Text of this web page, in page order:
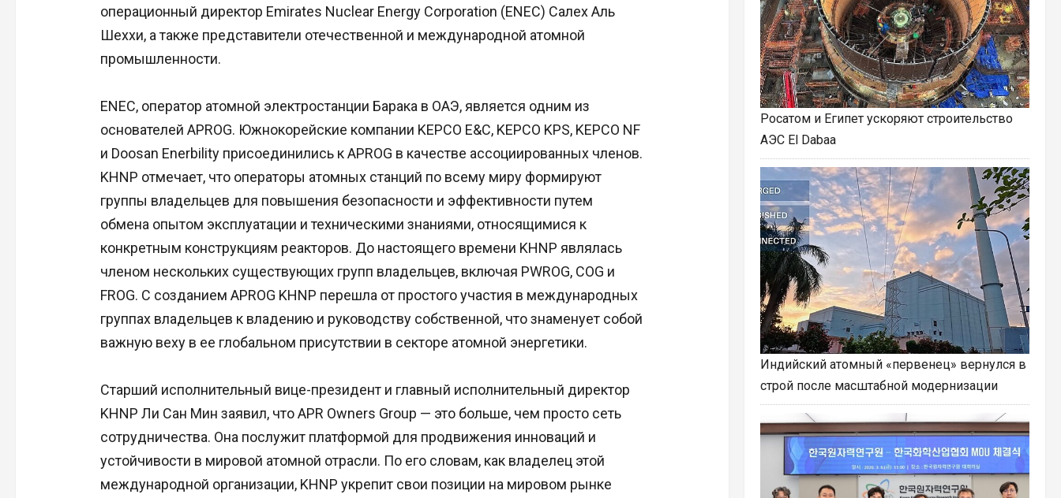
операционный директор Emirates Nuclear Energy Corporation (ENEC) Салех Аль
Шеххи, а также представители отечественной и международной атомной
промышленности.
ENEC, оператор атомной электростанции Барака в ОАЭ, является одним из
основателей APROG. Южнокорейские компании KEPCO E&C, KEPCO KPS, KEPCO NF
и Doosan Enerbility присоединились к APROG в качестве ассоциированных членов.
KHNP отмечает, что операторы атомных станций по всему миру формируют
группы владельцев для повышения безопасности и эффективности путем
обмена опытом эксплуатации и техническими знаниями, относящимися к
конкретным конструкциям реакторов. До настоящего времени KHNP являлась
членом нескольких существующих групп владельцев, включая PWROG, COG и
FROG. С созданием APROG KHNP перешла от простого участия в международных
группах владельцев к владению и руководству собственной, что знаменует собой
важную веху в ее глобальном присутствии в секторе атомной энергетики.
Старший исполнительный вице-президент и главный исполнительный директор
KHNP Ли Сан Мин заявил, что APR Owners Group — это больше, чем просто сеть
сотрудничества. Она послужит платформой для продвижения инноваций и
устойчивости в мировой атомной отрасли. По его словам, как владелец этой
международной организации, KHNP укрепит свои позиции на мировом рынке
Росатом и Египет ускоряют строительство
АЭС El Dabaa
Индийский атомный «первенец» вернулся в
строй после масштабной модернизации